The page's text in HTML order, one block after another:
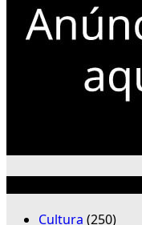
Cultura (250)